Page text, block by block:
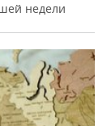
недели